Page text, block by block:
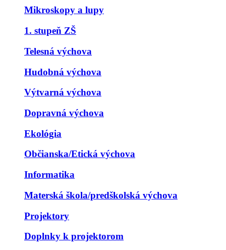
Mikroskopy a lupy
1. stupeň ZŠ
Telesná výchova
Hudobná výchova
Výtvarná výchova
Dopravná výchova
Ekológia
Občianska/Etická výchova
Informatika
Materská škola/predškolská výchova
Projektory
Doplnky k projektorom